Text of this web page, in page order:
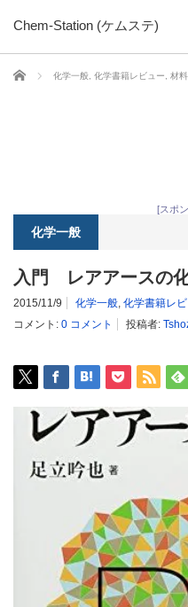
Chem-Station (ケムステ)
ホーム 化学一般 化学書籍レビュー 材
[スポ
化学一般
入門 レアアースの
2015/11/9 化学一般, 化学書籍レ
コメント: 0 コメント 投稿者: